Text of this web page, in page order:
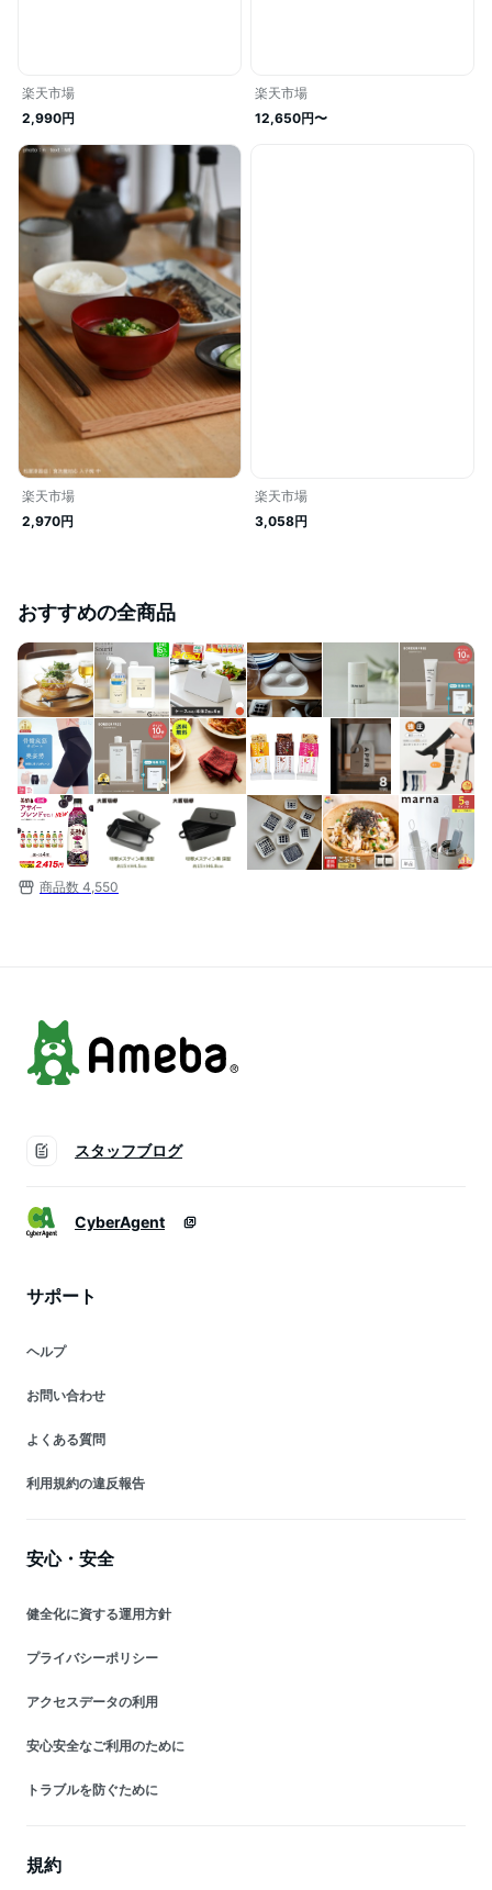
楽天市場
2,990円
楽天市場
2,970円
楽天市場
12,650円〜
楽天市場
3,058円
おすすめの全商品
商品数 4,550
スタッフブログ
CyberAgent
サポート
ヘルプ
お問い合わせ
よくある質問
利用規約の違反報告
安心・安全
健全化に資する運用方針
プライバシーポリシー
アクセスデータの利用
安心安全なご利用のために
トラブルを防ぐために
規約